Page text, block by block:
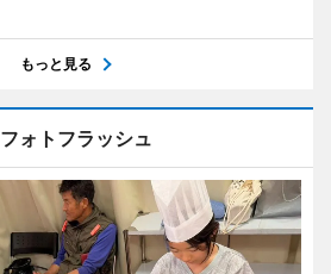
もっと見る
フォトフラッシュ